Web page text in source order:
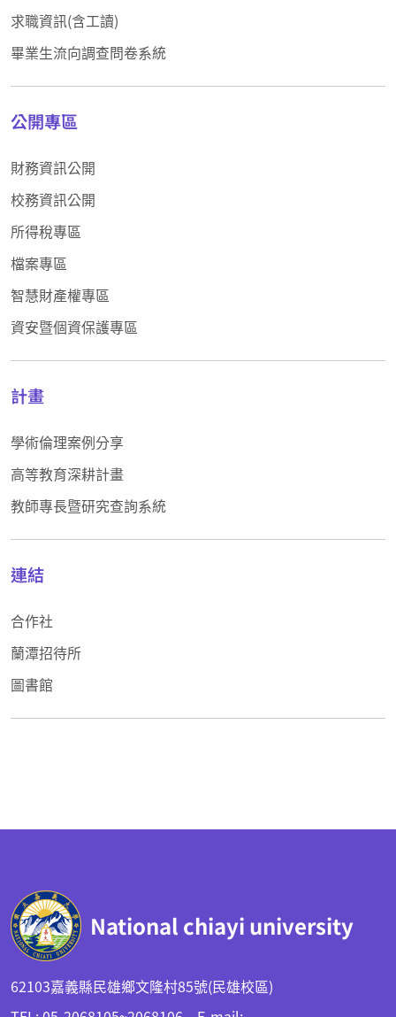
求職資訊(含工讀)
畢業生流向調查問卷系統
公開專區
財務資訊公開
校務資訊公開
所得稅專區
檔案專區
智慧財產權專區
資安暨個資保護專區
計畫
學術倫理案例分享
高等教育深耕計畫
教師專長暨研究查詢系統
連結
合作社
蘭潭招待所
圖書館
National chiayi university
62103嘉義縣民雄鄉文隆村85號(民雄校區)